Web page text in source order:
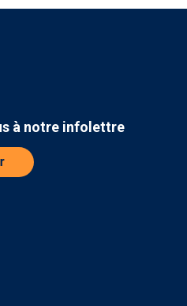
à notre infolettre